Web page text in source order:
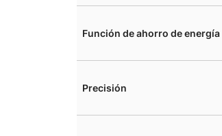
Función de ahorro de energía
Precisión